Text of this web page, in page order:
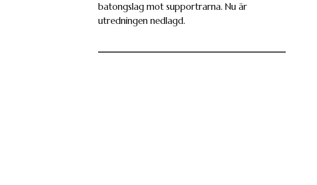
batongslag mot supportrarna. Nu är
utredningen nedlagd.